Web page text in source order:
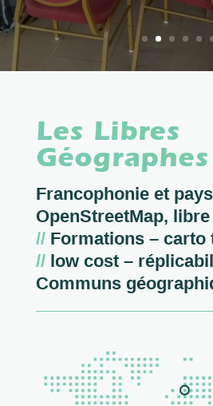
Les Libres
Géographes
Francophonie et
OpenStreetMap,
//Formations – carto
//low cost –
Communs